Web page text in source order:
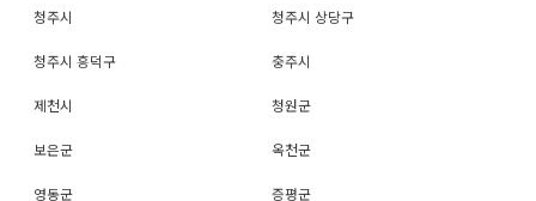
청주시 청주시 상당구
청주시 흥덕구 충주시
제천시 청원군
보은군 옥천군
영동군 증평군